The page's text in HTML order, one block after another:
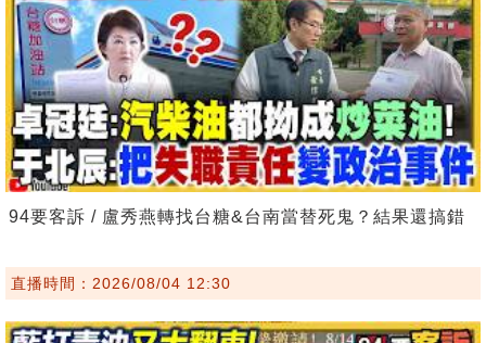
94要客訴 / 盧秀燕轉找台糖&台南當替死鬼？結果還搞錯
直播時間：2026/08/04 12:30